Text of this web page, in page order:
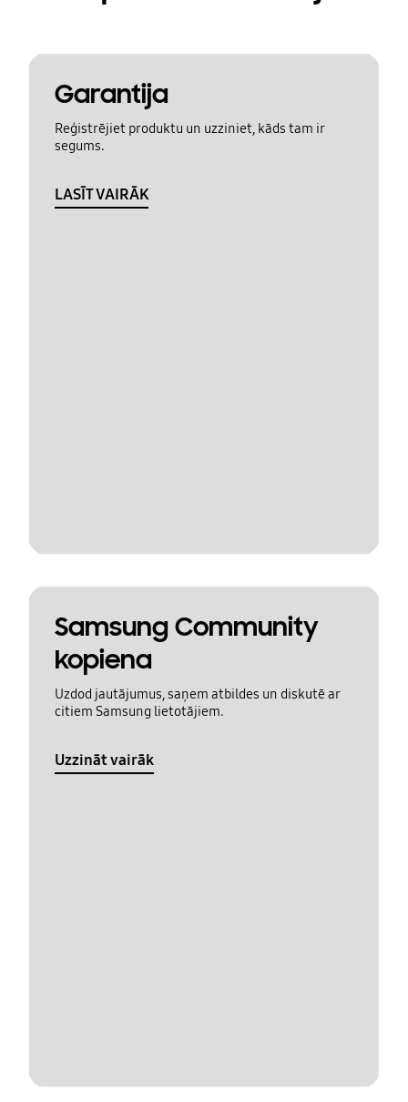
Garantija
Reģistrējiet produktu un uzziniet, kāds tam ir
segums.
LASĪT VAIRĀK
Samsung Community
kopiena
Uzdod jautājumus, saņem atbildes un diskutē ar
citiem Samsung lietotājiem.
Uzzināt vairāk